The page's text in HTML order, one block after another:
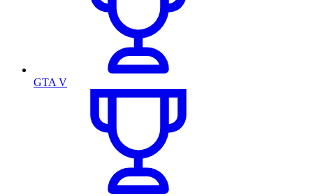
GTA V